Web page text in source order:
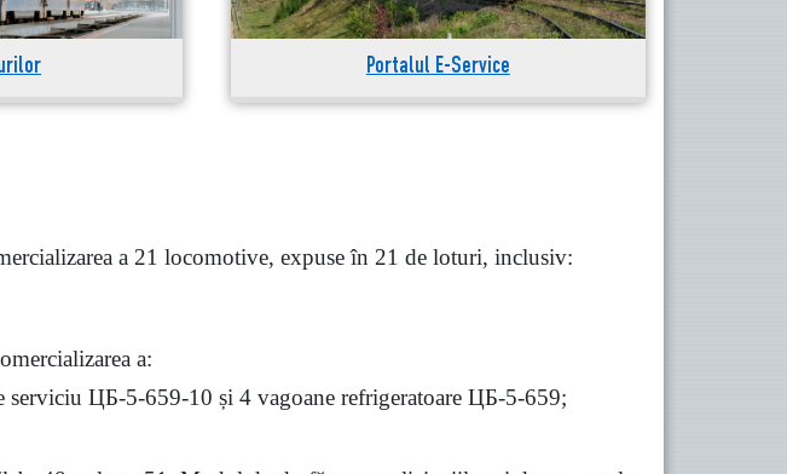
Portalul E-Service
a 21 locomotive, expuse în 21 de loturi, inclusiv:
a:
serviciu ЦБ-5-659-10 și 4 vagoane refrigeratoare ЦБ-5-659;